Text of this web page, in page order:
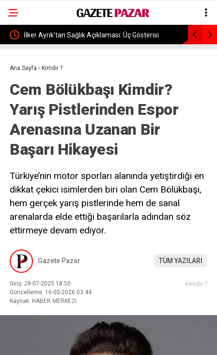
Sibel Can 56 Yaşında: Doğum Gününde Gençlik
Ana Sayfa › Kimdir ?
Cem Bölükbaşı Kimdir?
Yarış Pistlerinden Espor
Arenasına Uzanan Bir
Başarı Hikayesi
Türkiye’nin motor sporları alanında yetiştirdiği en
dikkat çekici isimlerden biri olan Cem Bölükbaşı,
hem gerçek yarış pistlerinde hem de sanal
arenalarda elde ettiği başarılarla adından söz
ettirmeye devam ediyor.
Gazete Pazar TÜM YAZILARI
Giriş: 28-07-2025 18:50
Güncelleme: 16-05-2026 03:44
Kaynak: HABER MERKEZI
Kimdir ?